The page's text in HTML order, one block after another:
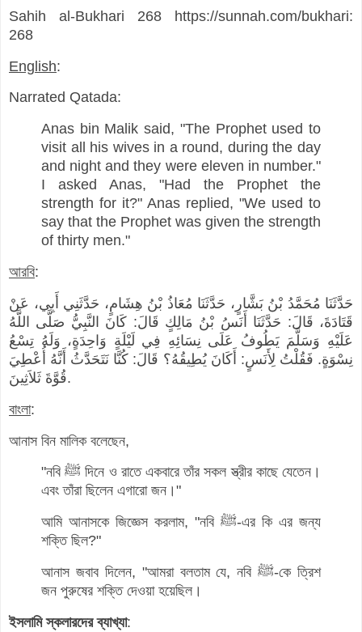
Sahih al-Bukhari 268 https://sunnah.com/bukhari:
268
English:
Narrated Qatada:
Anas bin Malik said, "The Prophet used to
visit all his wives in a round, during the day
and night and they were eleven in number."
I asked Anas, "Had the Prophet the
strength for it?" Anas replied, "We used to
say that the Prophet was given the strength
of thirty men."
আরবি:
حَدَّثَنَا مُحَمَّدُ بْنُ بَشَّارٍ، حَدَّثَنَا مُعَاذُ بْنُ هِشَامٍ، حَدَّثَنِي أَبِي، عَنْ
قَتَادَةَ، قَالَ: حَدَّثَنَا أَنَسُ بْنُ مَالِكٍ قَالَ: كَانَ النَّبِيُّ صَلَّى اللَّهُ
عَلَيْهِ وَسَلَّمَ يَطُوفُ عَلَى نِسَائِهِ فِي لَيْلَةٍ وَاحِدَةٍ، وَلَهُ تِسْعُ
نِسْوَةٍ. فَقُلْتُ لِأَنَسٍ: أَكَانَ يُطِيقُهُ؟ قَالَ: كُنَّا نَتَحَدَّثُ أَنَّهُ أُعْطِيَ
قُوَّةَ ثَلاَثِينَ.
বাংলা:
আনাস বিন মালিক বলেছেন,
"নবি ﷺ দিনে ও রাতে একবারে তাঁর সকল স্ত্রীর কাছে যেতেন।
এবং তাঁরা ছিলেন এগারো জন।"
আমি আনাসকে জিজ্ঞেস করলাম, "নবি ﷺ-এর কি এর জন্য
শক্তি ছিল?"
আনাস জবাব দিলেন, "আমরা বলতাম যে, নবি ﷺ-কে ত্রিশ
জন পুরুষের শক্তি দেওয়া হয়েছিল।
ইসলামি স্কলারদের ব্যাখ্যা: